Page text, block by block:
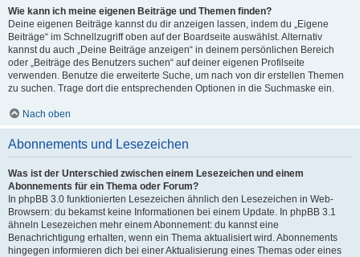
Wie kann ich meine eigenen Beiträge und Themen finden?
Deine eigenen Beiträge kannst du dir anzeigen lassen, indem du „Eigene
Beiträge“ im Schnellzugriff oben auf der Boardseite auswählst. Alternativ
kannst du auch „Deine Beiträge anzeigen“ in deinem persönlichen Bereich
oder „Beiträge des Benutzers suchen“ auf deiner eigenen Profilseite
verwenden. Benutze die erweiterte Suche, um nach von dir erstellen Themen
zu suchen. Trage dort die entsprechenden Optionen in die Suchmaske ein.
Nach oben
Abonnements und Lesezeichen
Was ist der Unterschied zwischen einem Lesezeichen und einem
Abonnements für ein Thema oder Forum?
In phpBB 3.0 funktionierten Lesezeichen ähnlich den Lesezeichen in Web-
Browsern: du bekamst keine Informationen bei einem Update. In phpBB 3.1
ähneln Lesezeichen mehr einem Abonnement: du kannst eine
Benachrichtigung erhalten, wenn ein Thema aktualisiert wird. Abonnements
hingegen informieren dich bei einer Aktualisierung eines Themas oder eines